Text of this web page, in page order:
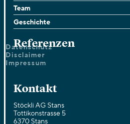
Team
Geschichte
Referenzen
Datenschutz
Disclaimer
Impressum
Kontakt
Stöckli AG Stans
Tottikonstrasse 5
6370 Stans